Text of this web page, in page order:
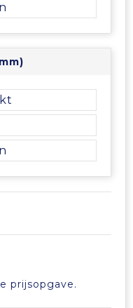
prijsopgave.